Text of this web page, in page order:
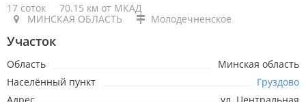
17 соток
70.15 км от МКАД
МИНСКАЯ ОБЛАСТЬ
Молодечненское
Участок
Область
Минская область
Населённый пункт
Груздово